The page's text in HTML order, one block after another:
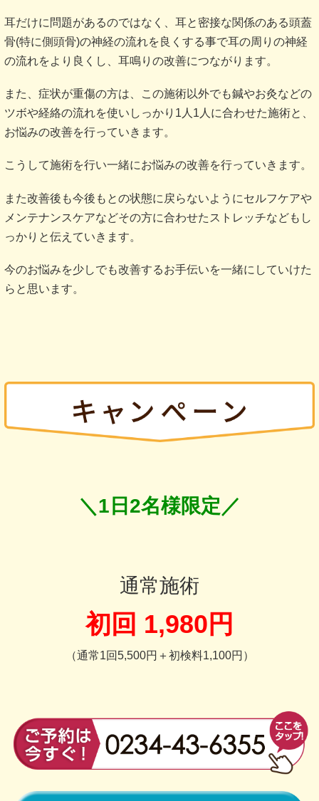
耳だけに問題があるのではなく、耳と密接な関係のある頭蓋
骨(特に側頭骨)の神経の流れを良くする事で耳の周りの神経
の流れをより良くし、耳鳴りの改善につながります。
また、症状が重傷の方は、この施術以外でも鍼やお灸などの
ツボや経絡の流れを使いしっかり1人1人に合わせた施術と、
お悩みの改善を行っていきます。
こうして施術を行い一緒にお悩みの改善を行っていきます。
また改善後も今後もとの状態に戻らないようにセルフケアや
メンテナンスケアなどその方に合わせたストレッチなどもし
っかりと伝えていきます。
今のお悩みを少しでも改善するお手伝いを一緒にしていけた
らと思います。
＼1日2名様限定／
通常施術
初回 1,980円
（通常1回5,500円＋初検料1,100円）